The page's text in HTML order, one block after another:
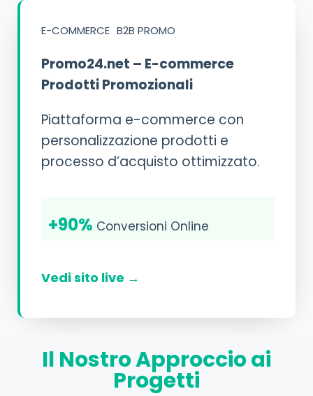
E-COMMERCE B2B PROMO
Promo24.net – E-commerce
Prodotti Promozionali
Piattaforma e-commerce con
personalizzazione prodotti e
processo d’acquisto ottimizzato.
+90% Conversioni Online
Vedi sito live →
Il Nostro Approccio ai
Progetti